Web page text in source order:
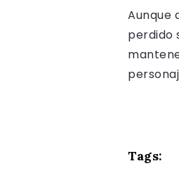
Aunque
perdido
Tags: